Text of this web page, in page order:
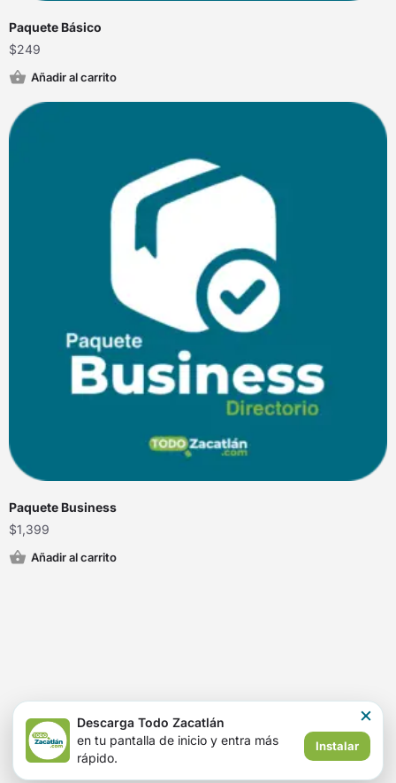
Paquete Básico
$249
Añadir al carrito
Paquete Business
$1,399
Añadir al carrito
Descarga Todo Zacatlán
en tu pantalla de inicio y entra más
rápido.
Instalar
×